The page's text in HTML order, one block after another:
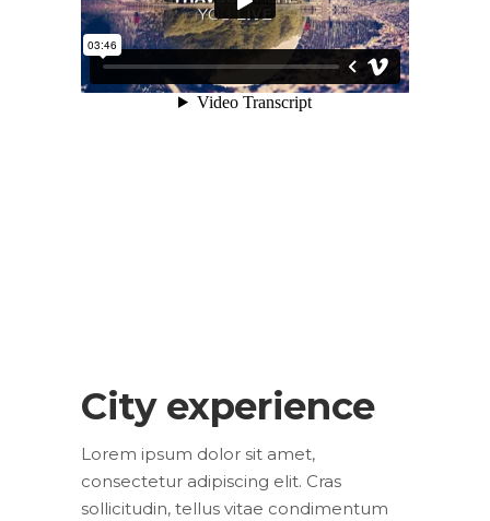
City experience
Lorem ipsum dolor sit amet,
consectetur adipiscing elit. Cras
sollicitudin, tellus vitae condimentum